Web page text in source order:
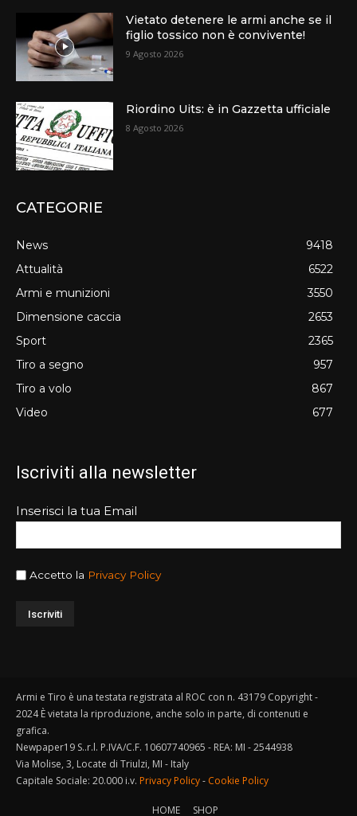
Vietato detenere le armi anche se il
figlio tossico non è convivente!
9 Agosto 2026
Riordino Uits: è in Gazzetta ufficiale
8 Agosto 2026
CATEGORIE
News
9418
Attualità
6522
Armi e munizioni
3550
Dimensione caccia
2653
Sport
2365
Tiro a segno
957
Tiro a volo
867
Video
677
Iscriviti alla newsletter
Inserisci la tua Email
Accetto la Privacy Policy
Armi e Tiro è una testata registrata al ROC con n. 43179 Copyright -
2024 È vietata la riproduzione, anche solo in parte, di contenuti e
grafica.
Newpaper19 S..r.l. P.IVA/C.F. 10607740965 - REA: MI - 2544938
Via Molise, 3, Locate di Triulzi, MI - Italy
Capitale Sociale: 20.000 i.v. Privacy Policy- Cookie Policy
HOME SHOP